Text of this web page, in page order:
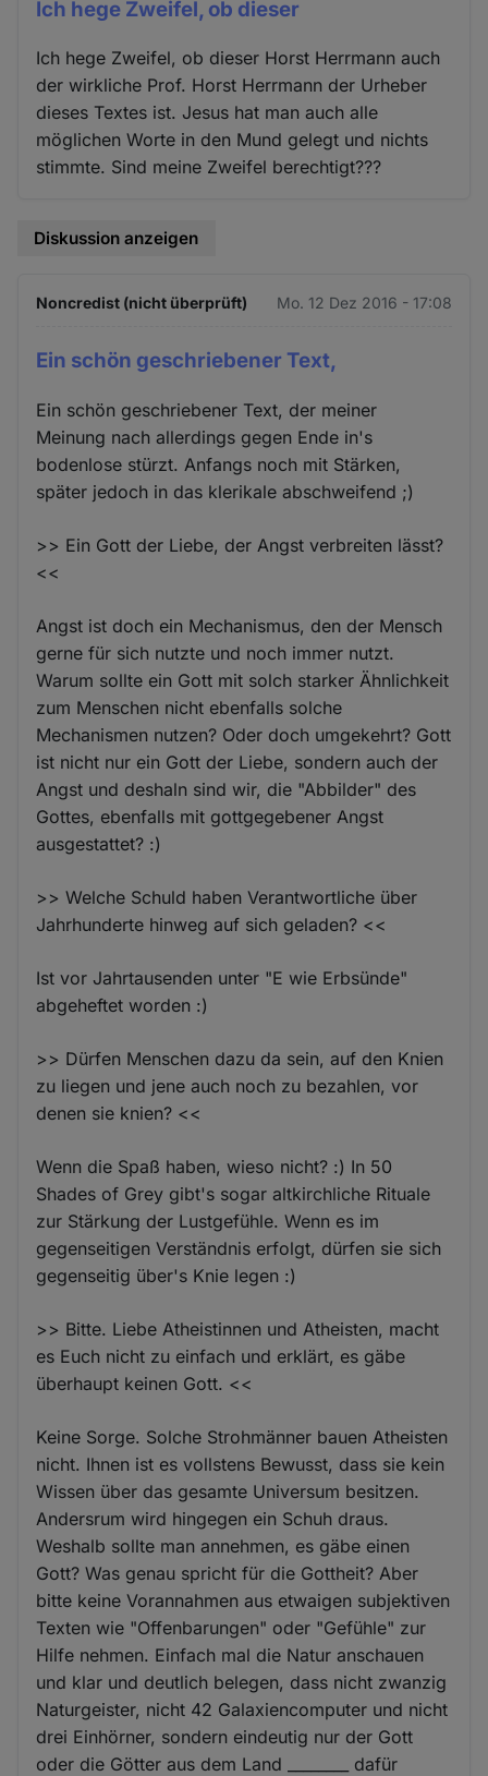
Ich hege Zweifel, ob dieser
Ich hege Zweifel, ob dieser Horst Herrmann auch
der wirkliche Prof. Horst Herrmann der Urheber
dieses Textes ist. Jesus hat man auch alle
möglichen Worte in den Mund gelegt und nichts
stimmte. Sind meine Zweifel berechtigt???
Diskussion anzeigen
Noncredist (nicht überprüft) Mo. 12 Dez 2016 - 17:08
Ein schön geschriebener Text,
Ein schön geschriebener Text, der meiner
Meinung nach allerdings gegen Ende in's
bodenlose stürzt. Anfangs noch mit Stärken,
später jedoch in das klerikale abschweifend ;)
>> Ein Gott der Liebe, der Angst verbreiten lässt?
<<
Angst ist doch ein Mechanismus, den der Mensch
gerne für sich nutzte und noch immer nutzt.
Warum sollte ein Gott mit solch starker Ähnlichkeit
zum Menschen nicht ebenfalls solche
Mechanismen nutzen? Oder doch umgekehrt? Gott
ist nicht nur ein Gott der Liebe, sondern auch der
Angst und deshaln sind wir, die "Abbilder" des
Gottes, ebenfalls mit gottgegebener Angst
ausgestattet? :)
>> Welche Schuld haben Verantwortliche über
Jahrhunderte hinweg auf sich geladen? <<
Ist vor Jahrtausenden unter "E wie Erbsünde"
abgeheftet worden :)
>> Dürfen Menschen dazu da sein, auf den Knien
zu liegen und jene auch noch zu bezahlen, vor
denen sie knien? <<
Wenn die Spaß haben, wieso nicht? :) In 50
Shades of Grey gibt's sogar altkirchliche Rituale
zur Stärkung der Lustgefühle. Wenn es im
gegenseitigen Verständnis erfolgt, dürfen sie sich
gegenseitig über's Knie legen :)
>> Bitte. Liebe Atheistinnen und Atheisten, macht
es Euch nicht zu einfach und erklärt, es gäbe
überhaupt keinen Gott. <<
Keine Sorge. Solche Strohmänner bauen Atheisten
nicht. Ihnen ist es vollstens Bewusst, dass sie kein
Wissen über das gesamte Universum besitzen.
Andersrum wird hingegen ein Schuh draus.
Weshalb sollte man annehmen, es gäbe einen
Gott? Was genau spricht für die Gottheit? Aber
bitte keine Vorannahmen aus etwaigen subjektiven
Texten wie "Offenbarungen" oder "Gefühle" zur
Hilfe nehmen. Einfach mal die Natur anschauen
und klar und deutlich belegen, dass nicht zwanzig
Naturgeister, nicht 42 Galaxiencomputer und nicht
drei Einhörner, sondern eindeutig nur der Gott
oder die Götter aus dem Land ________ dafür